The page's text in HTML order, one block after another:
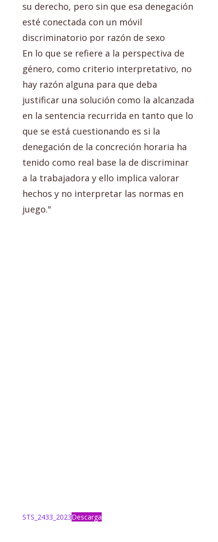
su derecho, pero sin que esa denegación
esté conectada con un móvil
discriminatorio por razón de sexo
En lo que se refiere a la perspectiva de
género, como criterio interpretativo, no
hay razón alguna para que deba
justificar una solución como la alcanzada
en la sentencia recurrida en tanto que lo
que se está cuestionando es si la
denegación de la concreción horaria ha
tenido como real base la de discriminar
a la trabajadora y ello implica valorar
hechos y no interpretar las normas en
juego."
STS_2433_2023Descarga